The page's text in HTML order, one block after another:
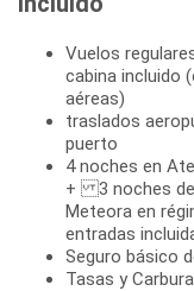
Vuelos
cabina incluido
aéreas)
traslados
puerto
4 noches en
+ 3 noches de
Meteora en
entradas
Seguro básico
Tasas y